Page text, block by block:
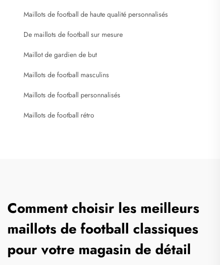
Maillots de football de haute qualité personnalisés
De maillots de football sur mesure
Maillot de gardien de but
Maillots de football masculins
Maillots de football personnalisés
Maillots de football rétro
Comment choisir les meilleurs
maillots de football classiques
pour votre magasin de détail